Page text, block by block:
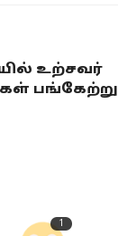
உற்சவர்
பங்கேற்று
1